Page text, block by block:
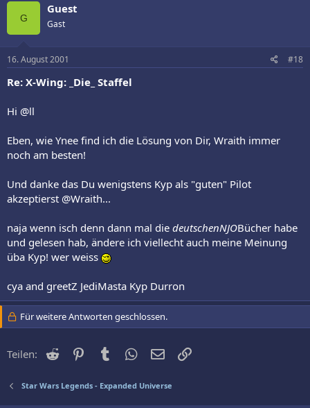
G
Guest
Gast
16. August 2001 #18
Re: X-Wing: _Die_ Staffel
Hi @ll
Eben, wie Ynee find ich die Lösung von Dir, Wraith immer
noch am besten!
Und danke das Du wenigstens Kyp als "guten" Pilot
akzeptierst @Wraith...
naja wenn isch denn dann mal die deutschenNJOBücher habe
und gelesen hab, ändere ich viellecht auch meine Meinung
üba Kyp! wer weiss
cya and greetZ JediMasta Kyp Durron
Für weitere Antworten geschlossen.
Teilen: Reddit PinterestTumblr WhatsApp
E-Mail
Star Wars Legends - Expanded Universe